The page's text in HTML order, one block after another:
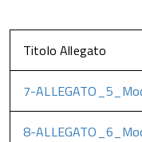
Titolo Allegato
7-
8-